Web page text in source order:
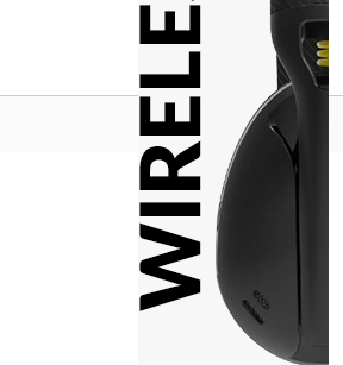
Na vrh ^